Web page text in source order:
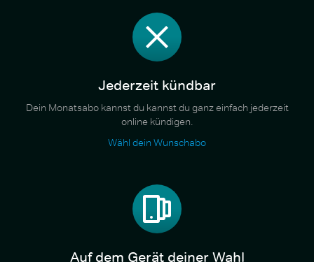
Jederzeit kündbar
Dein Monatsabo kannst du kannst du ganz einfach jederzeit
online kündigen.
Wähl dein Wunschabo
Auf dem Gerät deiner Wahl